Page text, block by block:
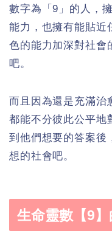
數字為「9」的人，
能力，也擁有能貼近
色的能力加深對社會
吧。
而且因為還是充滿治
都能不分彼此公平地
到他們想要的答案後
想的社會吧。
生命靈數【9